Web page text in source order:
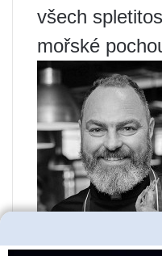
všech
mořské
Značkový